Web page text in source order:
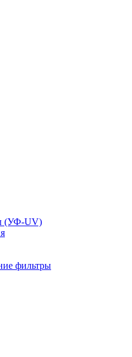
(УФ-UV)
фильтры